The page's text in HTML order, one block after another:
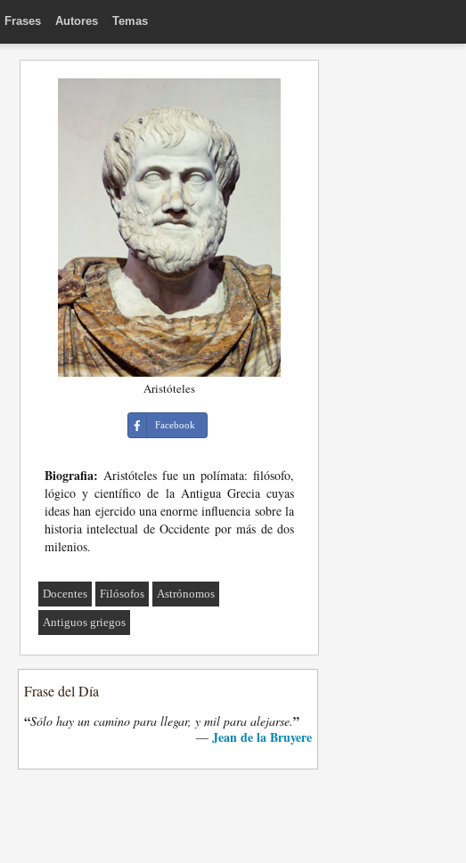
Frases Autores Temas
Aristóteles
Facebook
Biografia: Aristóteles fue un polímata: filósofo,
lógico y científico de la Antigua Grecia cuyas
ideas han ejercido una enorme influencia sobre la
historia intelectual de Occidente por más de dos
milenios.
Docentes Filósofos Astrónomos
Antiguos griegos
Frase del Día
“Sólo hay un camino para llegar, y mil para alejarse.”
— Jean de la Bruyere